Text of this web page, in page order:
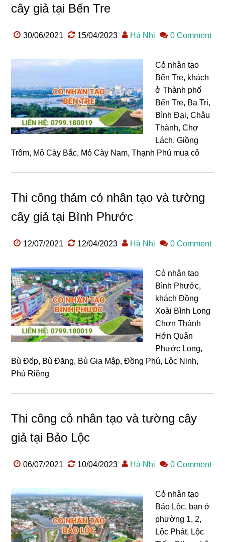
cây giả tại Bến Tre
30/06/2021 15/04/2023 Hà Nhi 0 Comment
Cỏ nhân tạo
Bến Tre, khách
ở Thành phố
Bến Tre, Ba Tri,
Bình Đại, Châu
Thành, Chợ
Lách, Giồng
Trôm, Mỏ Cày Bắc, Mỏ Cày Nam, Thạnh Phú mua cỏ
Thi công thảm cỏ nhân tạo và tường
cây giả tại Bình Phước
12/07/2021 12/04/2023 Hà Nhi 0 Comment
Cỏ nhân tạo
Bình Phước,
khách Đồng
Xoài Bình Long
Chơn Thành
Hớn Quản
Phước Long,
Bù Đốp, Bù Đăng, Bù Gia Mập, Đồng Phú, Lộc Ninh,
Phú Riềng
Thi công cỏ nhân tạo và tường cây
giả tại Bảo Lộc
06/07/2021 10/04/2023 Hà Nhi 0 Comment
Cỏ nhân tạo
Bảo Lộc, bạn ở
phường 1, 2,
Lộc Phát, Lộc